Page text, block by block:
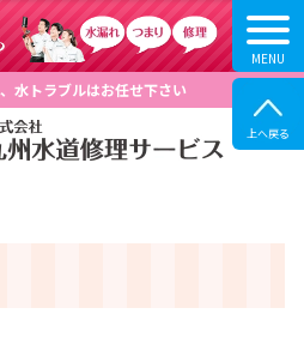
水トラブルはお任せ下さい